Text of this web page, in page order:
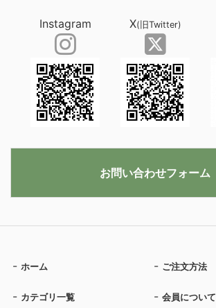
ホーム ご注文方法
カテゴリ一覧 会員について
Instagram X(旧Twitter)
お問い合わせフォーム